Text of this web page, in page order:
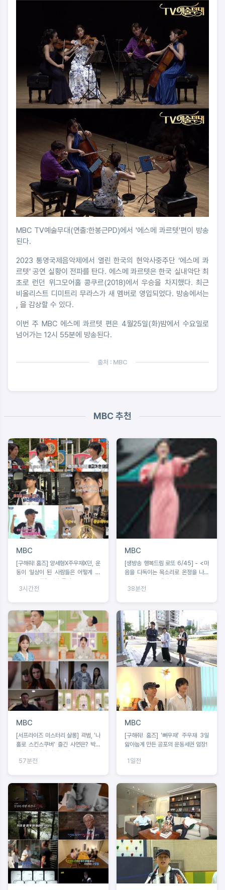
MBC TV예술무대(연출:한봉근PD)에서 '에스메 콰르텟'편이 방송
된다.
2023 통영국제음악제에서 열린 한국의 현악사중주단 ‘에스메 콰
르텟’ 공연 실황이 전파를 탄다. 에스메 콰르텟은 한국 실내악단 최
초로 런던 위그모어홀 콩쿠르(2018)에서 우승을 차지했다. 최근
비올리스트 디미트리 무라스가 새 멤버로 영입되었다. 방송에서는
, 을 감상할 수 있다.
이번 주 MBC 에스메 콰르텟 편은 4월25일(화)밤에서 수요일로
넘어가는 12시 55분에 방송된다.
출처 : MBC
MBC 추천
MBC
[구해줘! 홈즈] 양세형X주우재X던, 운
동이 일상이 된 사람들은 어떻게 살
까? '운동세권' 임장 특집!
3시간전
MBC
[생방송 행복드림 로또 6/45] - <마
음을 다독이는 목소리로 온정을 나누
는 가수 왁스 ‘생방송 행복드림 로또
6/45’ 황금손 출연>
38분전
MBC
[서프라이즈 미스터리 살롱] 곽범, ‘나
홀로 스킨스쿠버’ 즐긴 사연은? 박소
57분전
MBC
[구해줘! 홈즈] '뼈우재' 주우재 3일
앓아눕게 만든 공포의 운동세권 임장!
1일전